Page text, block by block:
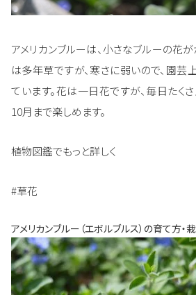
アメリカンブルーは、小さなブルーの花
は多年草ですが、寒さに弱いので、園
ています。花は一日花ですが、毎日たく
10月まで楽しめます。
植物図鑑でもっと詳しく
#草花
アメリカンブルー（エボルブルス）の育て方